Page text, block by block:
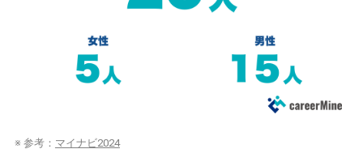
※ 参考： マイナビ2024